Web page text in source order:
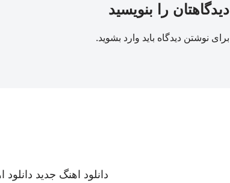
دیدگاهتان را بنویسید
برای نوشتن دیدگاه باید وارد بشوید.
دانلود اهنگ جدید دانلود